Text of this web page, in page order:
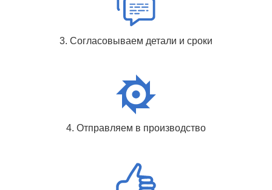
3. Согласовываем детали и сроки
4. Отправляем в производство